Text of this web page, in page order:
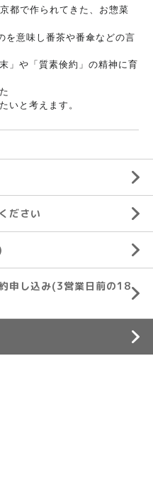
都で作られてきた、お惣菜
を意味し番茶や番傘などの言
」や「質素倹約」の精神に育
いと考えます。
ださい
申し込み(3営業日前の18